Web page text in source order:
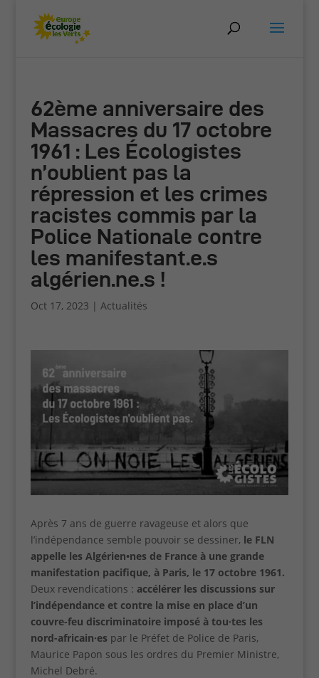
62ème anniversaire des
Massacres du 17 octobre
1961 : Les Écologistes
n’oublient pas la
répression et les crimes
racistes commis par la
Police Nationale contre
les manifestant.e.s
algérien.ne.s !
Oct 17, 2023 | Actualités
Après 7 ans de guerre ravageuse et alors que
l’indépendance semble pouvoir se dessiner, le FLN
appelle les Algérien•nes de France à une grande
manifestation pacifique, à Paris, le 17 octobre 1961.
Deux revendications : accélérer les discussions sur
l’indépendance et contre la mise en place d’un
couvre-feu discriminatoire imposé à tou·tes les
nord-africain·es par le Préfet de Police de Paris,
Maurice Papon sous les ordres du Premier Ministre,
Michel Debré.